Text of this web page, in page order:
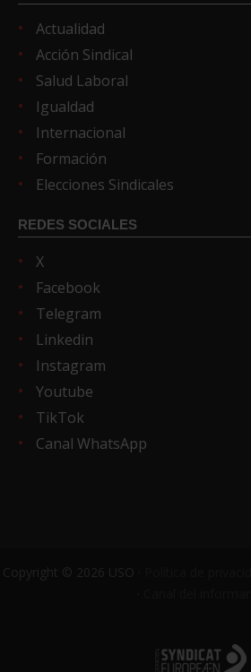
Actualidad
Acción Sindical
Salud Laboral
Igualdad
Internacional
Formación
Elecciones Sindicales
REDES SOCIALES
X
Facebook
Telegram
Linkedin
Instagram
Youtube
TikTok
Canal WhatsApp
Copyright © 2026 USO ·